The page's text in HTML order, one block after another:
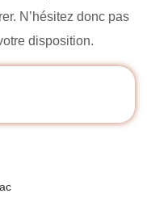
N’hésitez donc pas
disposition.